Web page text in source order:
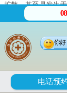
扩散，甚至是发生
风出现的原因有哪
1、黑色素细胞自
的产生过程是一个
腺素的前身，均来
你好
电话预